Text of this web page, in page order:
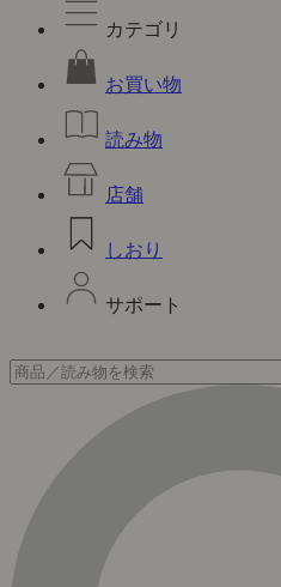
カテゴリ
お買い物
読み物
店舗
しおり
サポート